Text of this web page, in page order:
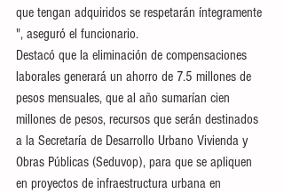
que tengan adquiridos se respetarán íntegramente
", aseguró el funcionario.
Destacó que la eliminación de compensaciones
laborales generará un ahorro de 7.5 millones de
pesos mensuales, que al año sumarían cien
millones de pesos, recursos que serán destinados
a la Secretaría de Desarrollo Urbano Vivienda y
Obras Públicas (Seduvop), para que se apliquen
en proyectos de infraestructura urbana en